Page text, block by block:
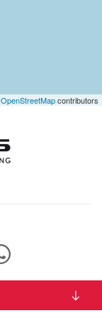
OpenStreetMapcontributors